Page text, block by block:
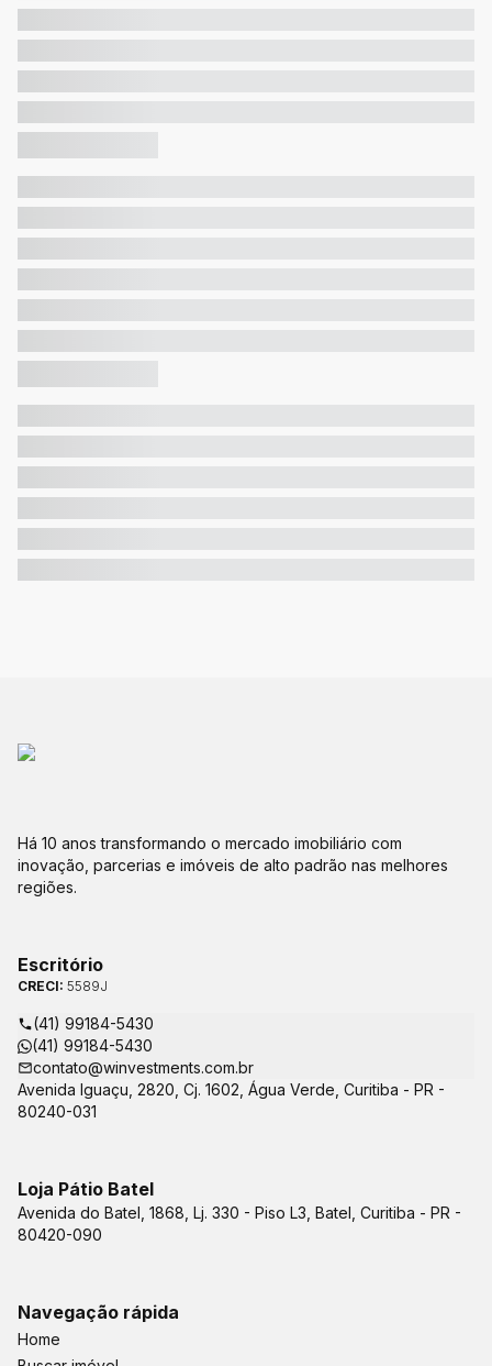
Há 10 anos transformando o mercado imobiliário com
inovação, parcerias e imóveis de alto padrão nas melhores
regiões.
Escritório
CRECI: 5589J
(41) 99184-5430
(41) 99184-5430
contato@winvestments.com.br
Avenida Iguaçu, 2820, Cj. 1602, Água Verde, Curitiba - PR -
80240-031
Loja Pátio Batel
Avenida do Batel, 1868, Lj. 330 - Piso L3, Batel, Curitiba - PR -
80420-090
Navegação rápida
Home